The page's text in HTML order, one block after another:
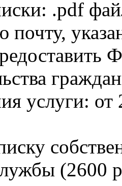
.pdf
почту,
услуги: от
(2600